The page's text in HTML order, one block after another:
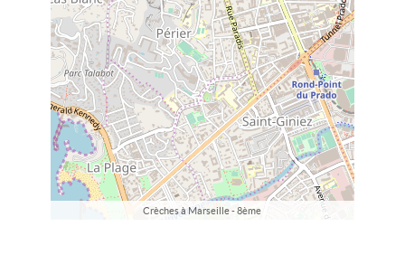
Crèches à Marseille - 8ème